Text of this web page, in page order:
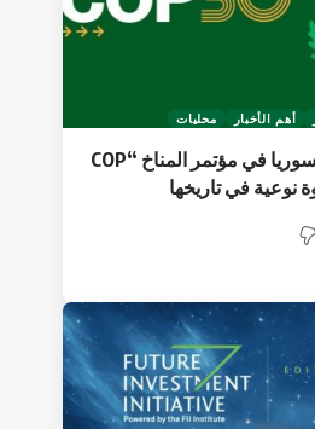
أهم الأخبار محليات
مشاركة سوريا في مؤتمر المناخ “COP